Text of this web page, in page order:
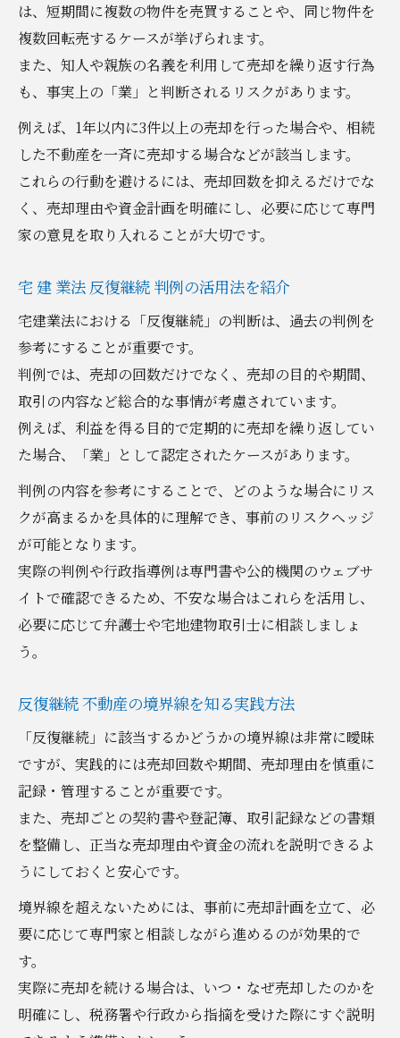
は、短期間に複数の物件を売買することや、同じ物件を
複数回転売するケースが挙げられます。
また、知人や親族の名義を利用して売却を繰り返す行為
も、事実上の「業」と判断されるリスクがあります。
例えば、1年以内に3件以上の売却を行った場合や、相続
した不動産を一斉に売却する場合などが該当します。
これらの行動を避けるには、売却回数を抑えるだけでな
く、売却理由や資金計画を明確にし、必要に応じて専門
家の意見を取り入れることが大切です。
宅 建 業法 反復継続 判例の活用法を紹介
宅建業法における「反復継続」の判断は、過去の判例を
参考にすることが重要です。
判例では、売却の回数だけでなく、売却の目的や期間、
取引の内容など総合的な事情が考慮されています。
例えば、利益を得る目的で定期的に売却を繰り返してい
た場合、「業」として認定されたケースがあります。
判例の内容を参考にすることで、どのような場合にリス
クが高まるかを具体的に理解でき、事前のリスクヘッジ
が可能となります。
実際の判例や行政指導例は専門書や公的機関のウェブサ
イトで確認できるため、不安な場合はこれらを活用し、
必要に応じて弁護士や宅地建物取引士に相談しましょ
う。
反復継続 不動産の境界線を知る実践方法
「反復継続」に該当するかどうかの境界線は非常に曖昧
ですが、実践的には売却回数や期間、売却理由を慎重に
記録・管理することが重要です。
また、売却ごとの契約書や登記簿、取引記録などの書類
を整備し、正当な売却理由や資金の流れを説明できるよ
うにしておくと安心です。
境界線を超えないためには、事前に売却計画を立て、必
要に応じて専門家と相談しながら進めるのが効果的で
す。
実際に売却を続ける場合は、いつ・なぜ売却したのかを
明確にし、税務署や行政から指摘を受けた際にすぐ説明